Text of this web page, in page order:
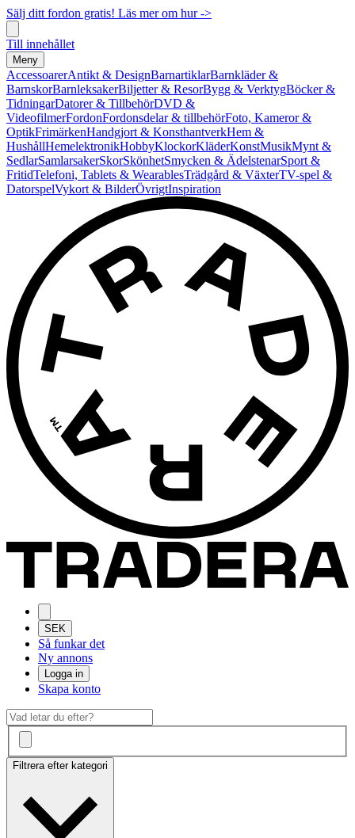
Sälj ditt fordon gratis! Läs mer om hur ->
Till innehållet
Meny
AccessoarerAntikt & DesignBarnartiklarBarnkläder &
BarnskorBarnleksakerBiljetter & ResorBygg & VerktygBöcker &
TidningarDatorer & TillbehörDVD &
VideofilmerFordonFordonsdelar & tillbehörFoto, Kameror &
OptikFrimärkenHandgjort & KonsthantverkHem &
HushållHemelektronikHobbyKlockorKläderKonstMusikMynt &
SedlarSamlarsakerSkorSkönhetSmycken & ÄdelstenarSport &
FritidTelefoni, Tablets & WearablesTrädgård & VäxterTV-spel &
DatorspelVykort & BilderÖvrigtInspiration
SEK
Så funkar det
Ny annons
Logga in
Skapa konto
Filtrera efter kategori